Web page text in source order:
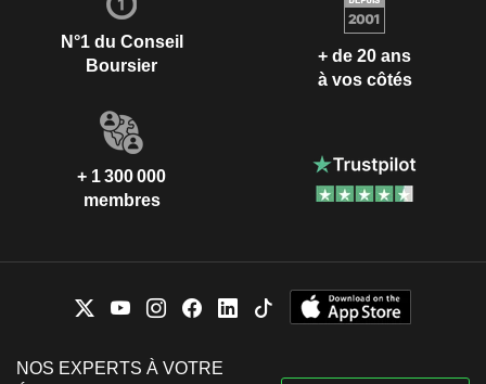
N°1 du Conseil
Boursier
+ de 20 ans
à vos côtés
+ 1 300 000
membres
NOS EXPERTS À VOTRE